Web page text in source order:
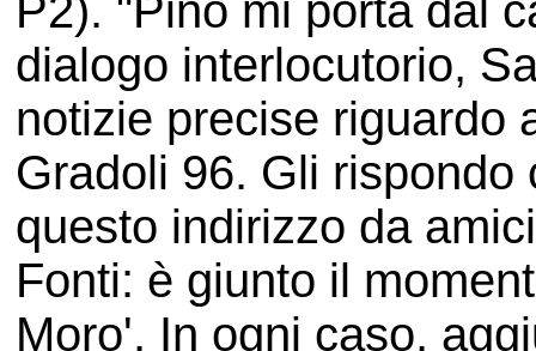
P2). "Pino mi porta dal
dialogo interlocutorio,
notizie precise riguardo
Gradoli 96. Gli
questo indirizzo da
Fonti: è giunto il
Moro'. In ogni caso,